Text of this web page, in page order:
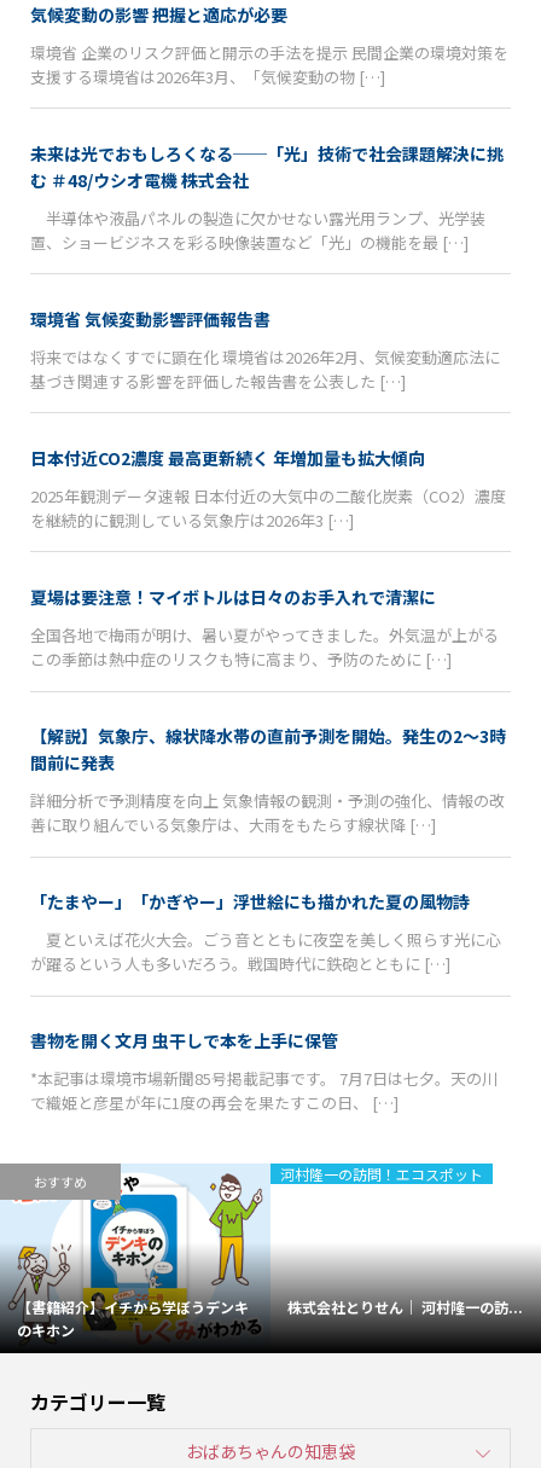
気候変動の影響 把握と適応が必要
環境省 企業のリスク評価と開示の手法を提示 民間企業の環境対策を
支援する環境省は2026年3月、「気候変動の物 […]
未来は光でおもしろくなる──「光」技術で社会課題解決に挑
む ＃48/ウシオ電機 株式会社
半導体や液晶パネルの製造に欠かせない露光用ランプ、光学装
置、ショービジネスを彩る映像装置など「光」の機能を最 […]
環境省 気候変動影響評価報告書
将来ではなくすでに顕在化 環境省は2026年2月、気候変動適応法に
基づき関連する影響を評価した報告書を公表した […]
日本付近CO2濃度 最高更新続く 年増加量も拡大傾向
2025年観測データ速報 日本付近の大気中の二酸化炭素（CO2）濃度
を継続的に観測している気象庁は2026年3 […]
夏場は要注意！マイボトルは日々のお手入れで清潔に
全国各地で梅雨が明け、暑い夏がやってきました。外気温が上がる
この季節は熱中症のリスクも特に高まり、予防のために […]
【解説】気象庁、線状降水帯の直前予測を開始。発生の2〜3時
間前に発表
詳細分析で予測精度を向上 気象情報の観測・予測の強化、情報の改
善に取り組んでいる気象庁は、大雨をもたらす線状降 […]
「たまやー」「かぎやー」浮世絵にも描かれた夏の風物詩
夏といえば花火大会。ごう音とともに夜空を美しく照らす光に心
が躍るという人も多いだろう。戦国時代に鉄砲とともに […]
書物を開く文月 虫干しで本を上手に保管
*本記事は環境市場新聞85号掲載記事です。 7月7日は七夕。天の川
で織姫と彦星が年に1度の再会を果たすこの日、 […]
おすすめ
【書籍紹介】イチから学ぼうデンキ
のキホン
河村隆一の訪問！エコスポット
株式会社とりせん｜ 河村隆一の訪...
カテゴリー一覧
おばあちゃんの知恵袋